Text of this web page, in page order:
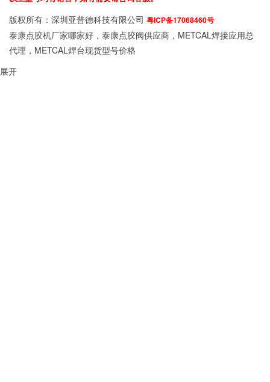
版权所有：深圳亚普德科技有限公司 粤ICP备17068460号
泰康点胶机厂家哪家好，泰康点胶阀供应商，METCAL焊接应用总
代理，METCAL焊台现货型号价格
展开